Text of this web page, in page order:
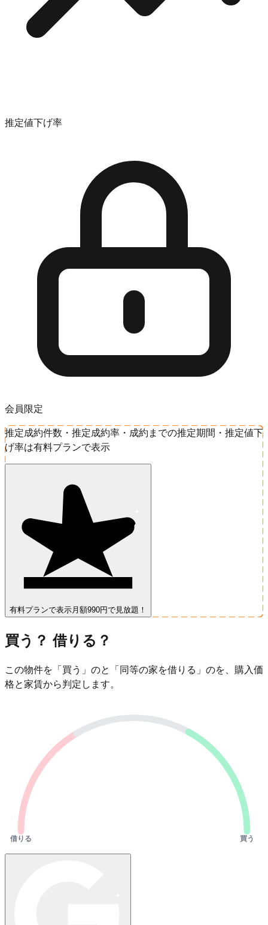
推定値下げ率
会員限定
推定成約件数・推定成約率・成約までの推定期間・推定値下
げ率は有料プランで表示
有料プランで表示 月額990円で見放題！
買う？ 借りる？
この物件を「買う」のと「同等の家を借りる」のを、購入価
格と家賃から判定します。
借りる 買う